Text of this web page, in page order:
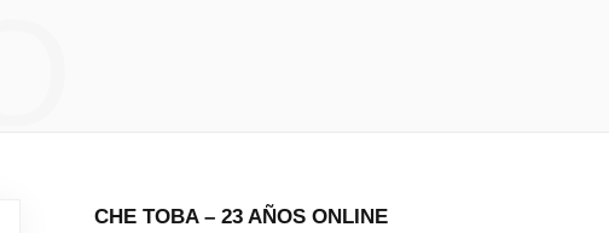
CHE TOBA – 23 AÑOS ONLINE